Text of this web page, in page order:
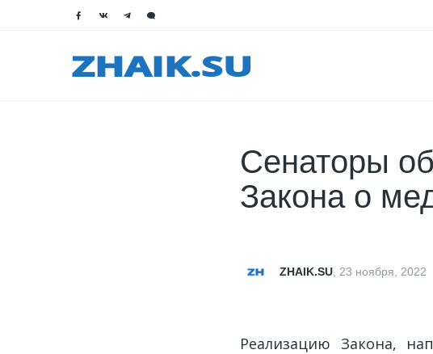
Сенаторы
Закона о
ZHAIK.SU, 23 ноября, 2022
Реализацию Закона,